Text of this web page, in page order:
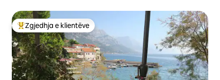
Më të mirat e zgjedhjeve të klientëve
Zgjedhja e klientëve